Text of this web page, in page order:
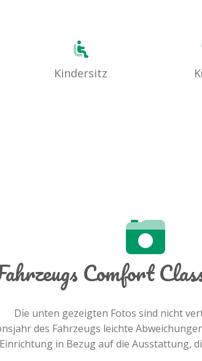
Kindersitz
Comfort
Die unten gezeigten Fotos sind nicht
des Fahrzeugs leichte
in Bezug auf die Ausstattung,